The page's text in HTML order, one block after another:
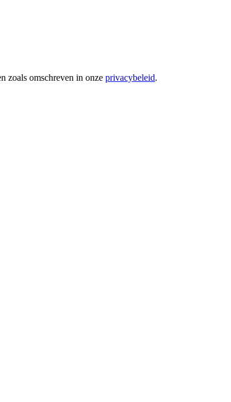
zoals omschreven in onze privacybeleid.